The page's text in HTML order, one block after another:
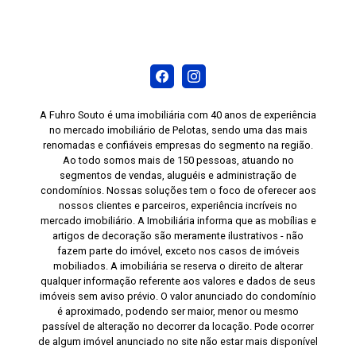
A Fuhro Souto é uma imobiliária com 40 anos de experiência
no mercado imobiliário de Pelotas, sendo uma das mais
renomadas e confiáveis empresas do segmento na região.
Ao todo somos mais de 150 pessoas, atuando no
segmentos de vendas, aluguéis e administração de
condomínios. Nossas soluções tem o foco de oferecer aos
nossos clientes e parceiros, experiência incríveis no
mercado imobiliário. A Imobiliária informa que as mobílias e
artigos de decoração são meramente ilustrativos - não
fazem parte do imóvel, exceto nos casos de imóveis
mobiliados. A imobiliária se reserva o direito de alterar
qualquer informação referente aos valores e dados de seus
imóveis sem aviso prévio. O valor anunciado do condomínio
é aproximado, podendo ser maior, menor ou mesmo
passível de alteração no decorrer da locação. Pode ocorrer
de algum imóvel anunciado no site não estar mais disponível